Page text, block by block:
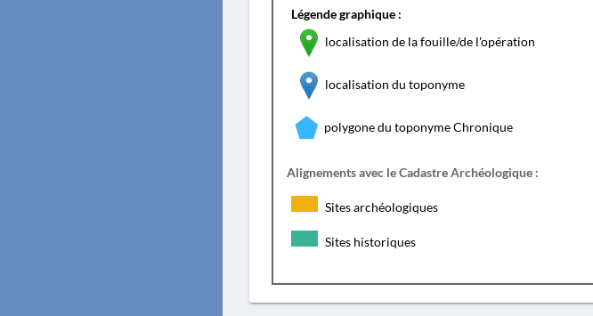
Légende graphique :
localisation de la fouille/de l'opération
localisation du toponyme
polygone du toponyme Chronique
Alignements avec le Cadastre Archéologique :
Sites archéologiques
Sites historiques